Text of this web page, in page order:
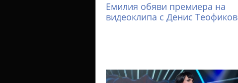
Емилия обяви премиера на
видеоклипа с Денис Теофиков